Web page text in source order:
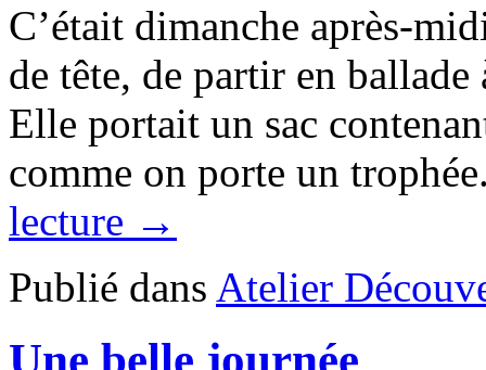
C’était dimanche après-
de tête, de partir en
Elle portait un sac
comme on porte un
lecture →
Publié dans Atelier
Une belle journée